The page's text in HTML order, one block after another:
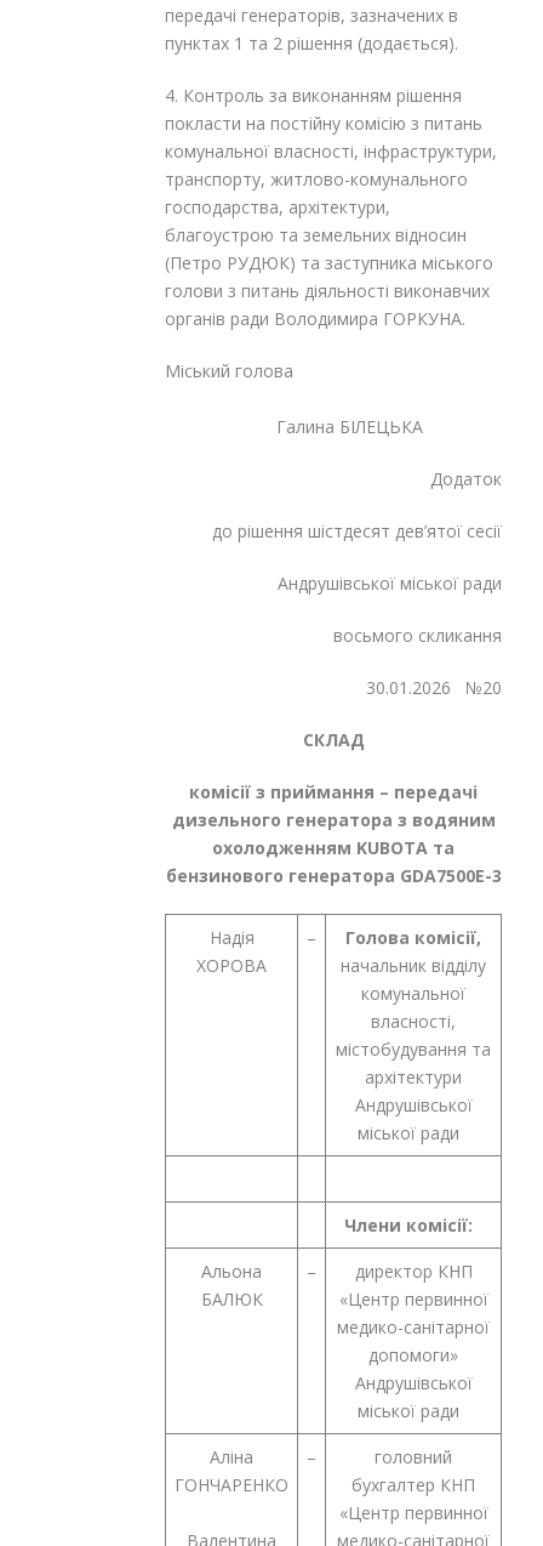
передачі генераторів, зазначених в
пунктах 1 та 2 рішення (додається).
4. Контроль за виконанням рішення
покласти на постійну комісію з питань
комунальної власності, інфраструктури,
транспорту, житлово-комунального
господарства, архітектури,
благоустрою та земельних відносин
(Петро РУДЮК) та заступника міського
голови з питань діяльності виконавчих
органів ради Володимира ГОРКУНА.
Міський голова
Галина БІЛЕЦЬКА
Додаток
до рішення шістдесят дев’ятої сесії
Андрушівської міської ради
восьмого скликання
30.01.2026 №20
СКЛАД
комісії з приймання – передачі
дизельного генератора з водяним
охолодженням KUBOTA та
бензинового генератора GDA7500E-3
Надія
ХОРОВА
–
Голова комісії,
начальник відділу
комунальної
власності,
містобудування та
архітектури
Андрушівської
міської ради
Члени комісії:
Альона
БАЛЮК
–
директор КНП
«Центр первинної
медико-санітарної
допомоги»
Андрушівської
міської ради
Аліна
ГОНЧАРЕНКО
Валентина
–
головний
бухгалтер КНП
«Центр первинної
медико-санітарної